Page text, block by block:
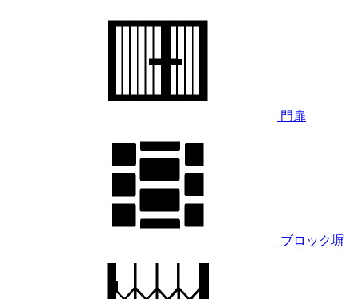
門扉
ブロック塀